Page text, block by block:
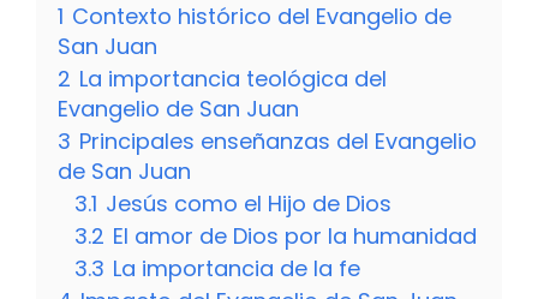
1 Contexto histórico del Evangelio de
San Juan
2 La importancia teológica del
Evangelio de San Juan
3 Principales enseñanzas del Evangelio
de San Juan
3.1 Jesús como el Hijo de Dios
3.2 El amor de Dios por la humanidad
3.3 La importancia de la fe